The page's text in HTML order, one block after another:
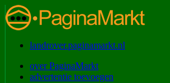
landrover.paginamarkt.nl
over PaginaMarkt
advertentie toevoegen